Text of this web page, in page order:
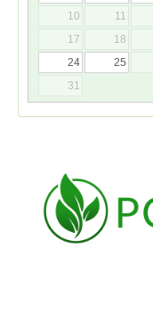
10
11
17
18
24
25
31